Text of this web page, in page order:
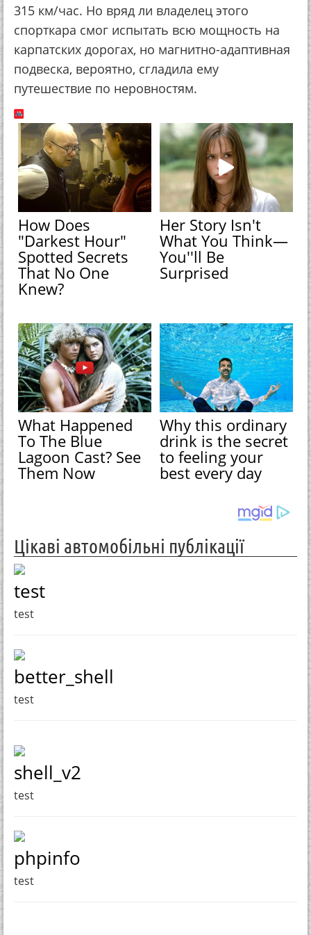
315 км/час. Но вряд ли владелец этого
спорткара смог испытать всю мощность на
карпатских дорогах, но магнитно-адаптивная
подвеска, вероятно, сгладила ему
путешествие по неровностям.
How Does
"Darkest Hour"
Spotted Secrets
That No One
Knew?
Her Story Isn't
What You Think—
You''ll Be
Surprised
What Happened
To The Blue
Lagoon Cast? See
Them Now
Why this ordinary
drink is the secret
to feeling your
best every day
Цікаві автомобільні публікації
test
test
better_shell
test
shell_v2
test
phpinfo
test